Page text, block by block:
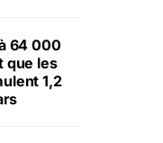
64 000
que les
1,2